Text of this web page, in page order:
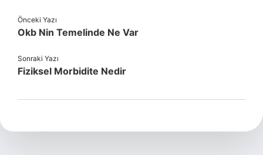
Önceki Yazı
Okb Nin Temelinde Ne Var
Sonraki Yazı
Fiziksel Morbidite Nedir